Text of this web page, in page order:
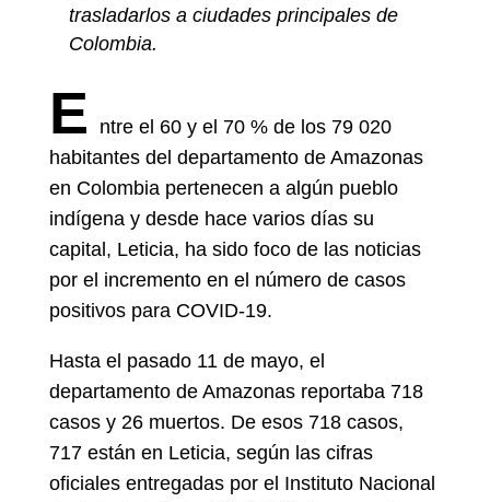
trasladarlos a ciudades principales de
Colombia.
E
ntre el 60 y el 70 % de los 79 020
habitantes del departamento de Amazonas
en Colombia pertenecen a algún pueblo
indígena y desde hace varios días su
capital, Leticia, ha sido foco de las noticias
por el incremento en el número de casos
positivos para COVID-19.
Hasta el pasado 11 de mayo, el
departamento de Amazonas reportaba 718
casos y 26 muertos. De esos 718 casos,
717 están en Leticia, según las cifras
oficiales entregadas por el Instituto Nacional